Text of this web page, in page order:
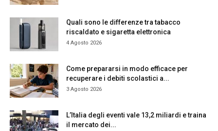
Quali sono le differenze tra tabacco
riscaldato e sigaretta elettronica
4 Agosto 2026
Come prepararsi in modo efficace per
recuperare i debiti scolastici a...
3 Agosto 2026
L’Italia degli eventi vale 13,2 miliardi e traina
il mercato dei...